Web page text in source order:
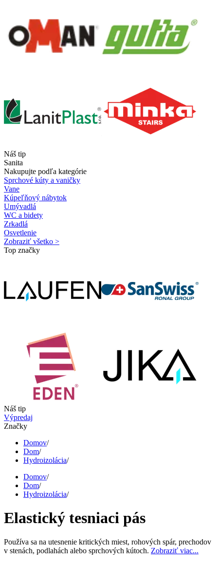
Náš tip
Sanita
Nakupujte podľa kategórie
Sprchové kúty a vaničky
Vane
Kúpeľňový nábytok
Umývadlá
WC a bidety
Zrkadlá
Osvetlenie
Zobraziť všetko >
Top značky
Náš tip
Výpredaj
Značky
Domov/
Dom/
Hydroizolácia/
Domov/
Dom/
Hydroizolácia/
Elastický tesniaci pás
Používa sa na utesnenie kritických miest, rohových spár, prechodov
v stenách, podlahách alebo sprchových kútoch. Zobraziť viac...